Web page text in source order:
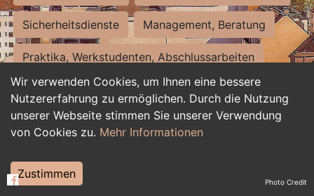
Wir verwenden Cookies, um Ihnen eine bessere
Nutzererfahrung zu ermöglichen. Durch die Nutzung
unserer Webseite stimmen Sie unserer Verwendung
von Cookies zu. Mehr Informationen
Zustimmen
Sicherheitsdienste Management, Beratung
Praktika, Werkstudenten, Abschlussarbeiten
Personalwesen Assistenz, Sekretariat
Hilfskräfte, Aushilfs- und Nebenjobs
Weiterbildung, Studium, duale Ausbildung Photo Credit